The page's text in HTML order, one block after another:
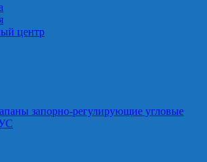
центр
запорно-регулирующие угловые